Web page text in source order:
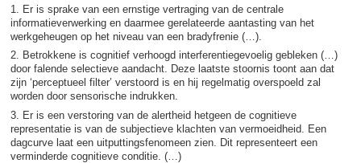
1. Er is sprake van een ernstige vertraging van de centrale
informatieverwerking en daarmee gerelateerde aantasting van het
werkgeheugen op het niveau van een bradyfrenie (…).
2. Betrokkene is cognitief verhoogd interferentiegevoelig gebleken (…)
door falende selectieve aandacht. Deze laatste stoornis toont aan dat
zijn ‘perceptueel filter’ verstoord is en hij regelmatig overspoeld zal
worden door sensorische indrukken.
3. Er is een verstoring van de alertheid hetgeen de cognitieve
representatie is van de subjectieve klachten van vermoeidheid. Een
dagcurve laat een uitputtingsfenomeen zien. Dit representeert een
verminderde cognitieve conditie. (…)